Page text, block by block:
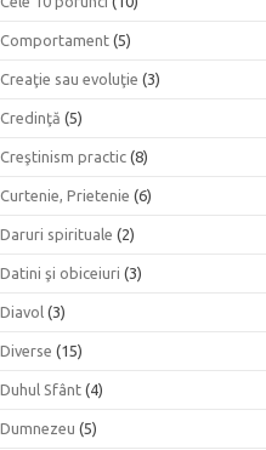
Comportament (5)
Creaţie sau evoluţie (3)
Credinţă (5)
Creştinism practic (8)
Curtenie, Prietenie (6)
Daruri spirituale (2)
Datini şi obiceiuri (3)
Diavol (3)
Diverse (15)
Duhul Sfânt (4)
Dumnezeu (5)